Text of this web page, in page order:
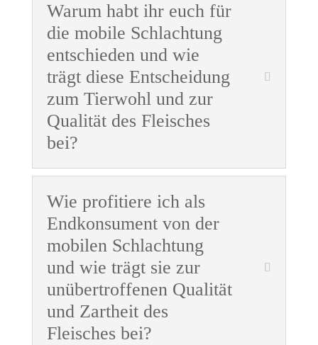
Warum habt ihr euch für
die mobile Schlachtung
entschieden und wie
trägt diese Entscheidung
zum Tierwohl und zur
Qualität des Fleisches
bei?
Wie profitiere ich als
Endkonsument von der
mobilen Schlachtung
und wie trägt sie zur
unübertroffenen Qualität
und Zartheit des
Fleisches bei?